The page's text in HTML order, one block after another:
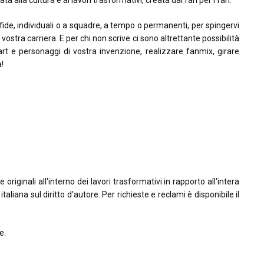
individuali o a squadre, a tempo o permanenti, per spingervi
carriera. E per chi non scrive ci sono altrettante possibilità
e personaggi di vostra invenzione, realizzare fanmix, girare
all'interno dei lavori trasformativi in rapporto all'intera
sul diritto d'autore. Per richieste e reclami è disponibile il